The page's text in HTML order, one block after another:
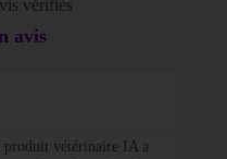
vérifiés
avis
vétérinaire IA a